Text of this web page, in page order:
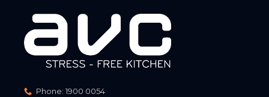
Phone: 1900 0054